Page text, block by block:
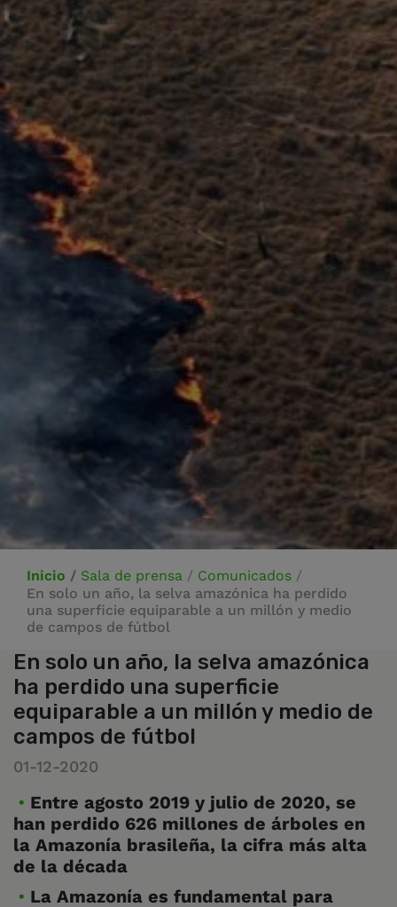
Inicio / Sala de prensa / Comunicados /
En solo un año, la selva amazónica ha perdido
una superficie equiparable a un millón y medio
de campos de fútbol
En solo un año, la selva amazónica
ha perdido una superficie
equiparable a un millón y medio de
campos de fútbol
01-12-2020
Entre agosto 2019 y julio de 2020, se
han perdido 626 millones de árboles en
la Amazonía brasileña, la cifra más alta
de la década
La Amazonía es fundamental para